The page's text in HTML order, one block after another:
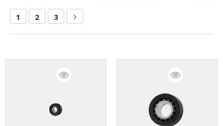
Pagina
Attualmente stai leggendo la pagina
1 Pagina
2 Pagina
3 Pagina
Successivo